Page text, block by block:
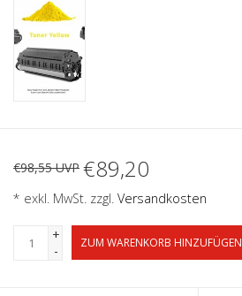
€98,55 UVP €89,20
* exkl. MwSt. zzgl. Versandkosten
+
-
ZUM WARENKORB HINZUFÜGEN